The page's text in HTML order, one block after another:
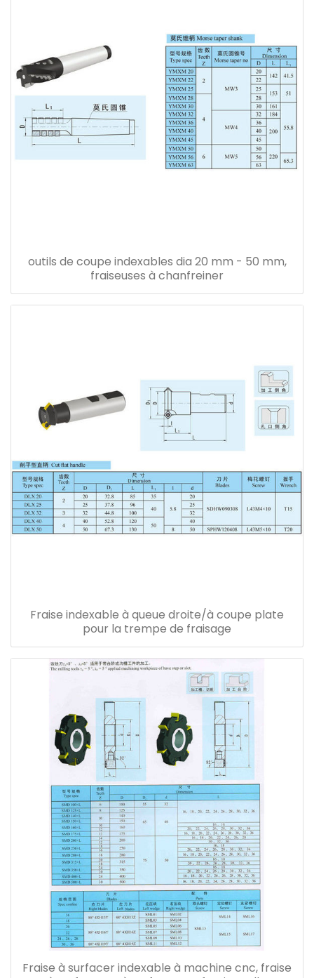
outils de coupe indexables dia 20 mm - 50 mm,
fraiseuses à chanfreiner
Fraise indexable à queue droite/à coupe plate
pour la trempe de fraisage
Fraise à surfacer indexable à machine cnc, fraise